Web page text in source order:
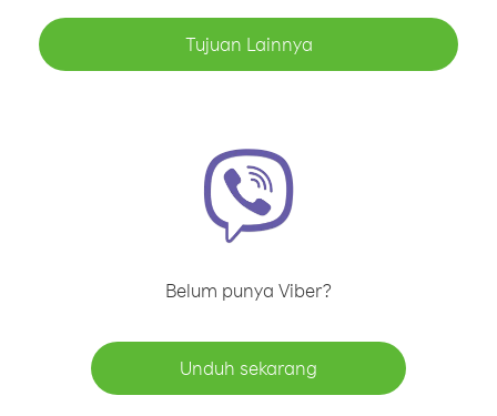
Tujuan Lainnya
Belum punya Viber?
Unduh sekarang